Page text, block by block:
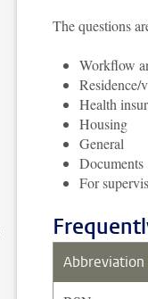
The questions
Workflow
Residence/
Health
Housing
General
Documents
For
Abbreviation